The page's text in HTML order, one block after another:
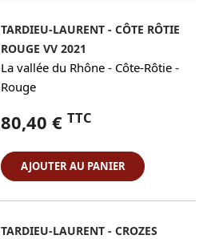
TARDIEU-LAURENT - CÔTE RÔTIE
ROUGE VV 2021
La vallée du Rhône - Côte-Rôtie -
Rouge
80,40 € TTC
AJOUTER AU PANIER
TARDIEU-LAURENT - CROZES